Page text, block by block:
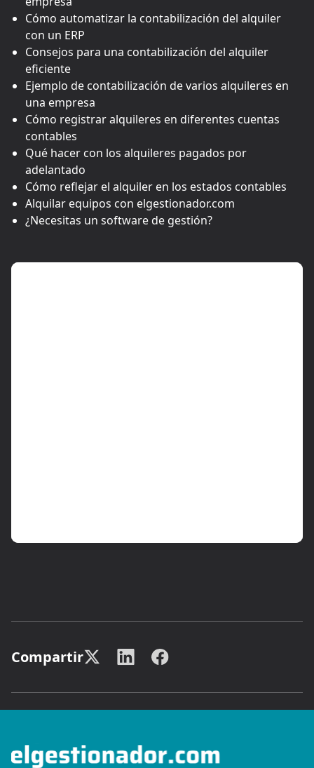
Cómo automatizar la contabilización del alquiler
con un ERP
Consejos para una contabilización del alquiler
eficiente
Ejemplo de contabilización de varios alquileres en
una empresa
Cómo registrar alquileres en diferentes cuentas
contables
Qué hacer con los alquileres pagados por
adelantado
Cómo reflejar el alquiler en los estados contables
Alquilar equipos con elgestionador.com
¿Necesitas un software de gestión?
Compartir